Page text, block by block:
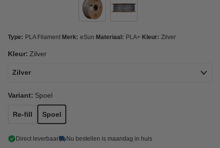
Type: PLA Filament Merk: eSun Materiaal: PLA+ Kleur: Zilver
Kleur: Zilver
Zilver
Variant: Spoel
Re-fill Spoel
Direct leverbaar Nu bestellen is maandag in huis